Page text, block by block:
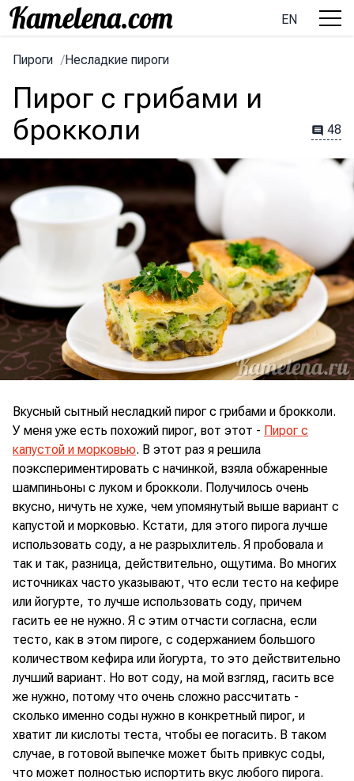
EN
Пироги /Несладкие пироги
Пирог с грибами и
брокколи
48
Вкусный сытный несладкий пирог с грибами и брокколи.
У меня уже есть похожий пирог, вот этот - Пирог с
капустой и морковью. В этот раз я решила
поэкспериментировать с начинкой, взяла обжаренные
шампиньоны с луком и брокколи. Получилось очень
вкусно, ничуть не хуже, чем упомянутый выше вариант с
капустой и морковью. Кстати, для этого пирога лучше
использовать соду, а не разрыхлитель. Я пробовала и
так и так, разница, действительно, ощутима. Во многих
источниках часто указывают, что если тесто на кефире
или йогурте, то лучше использовать соду, причем
гасить ее не нужно. Я с этим отчасти согласна, если
тесто, как в этом пироге, с содержанием большого
количеством кефира или йогурта, то это действительно
лучший вариант. Но вот соду, на мой взгляд, гасить все
же нужно, потому что очень сложно рассчитать -
сколько именно соды нужно в конкретный пирог, и
хватит ли кислоты теста, чтобы ее погасить. В таком
случае, в готовой выпечке может быть привкус соды,
что может полностью испортить вкус любого пирога.